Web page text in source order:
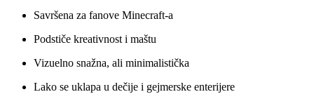
Savršena za fanove Minecraft-a
Podstiče kreativnost i maštu
Vizuelno snažna, ali minimalistička
Lako se uklapa u dečije i gejmerske enterijere